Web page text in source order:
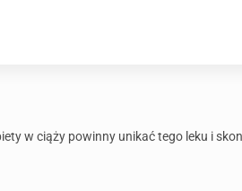
w ciąży powinny unikać tego leku i